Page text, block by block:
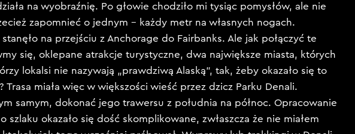
na wyobraźnię. Po głowie chodziło mi tysiąc pomysłów, ale nie
zapomnieć o jednym – każdy metr na własnych nogach.
na przejściu z Anchorage do Fairbanks. Ale jak połączyć te
się, oklepane atrakcje turystyczne, dwa największe miasta, których
lokalsi nie nazywają „prawdziwą Alaską”, tak, żeby okazało się to
Trasa miała więc w większości wieść przez dzicz Parku Denali.
samym, dokonać jego trawersu z południa na północ. Opracowanie
szlaku okazało się dość skomplikowane, zwłaszcza że nie miałem